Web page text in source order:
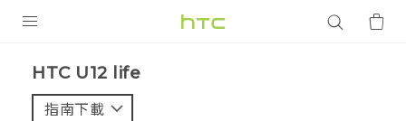
VIVE
HTC U12 life‎
指南下載